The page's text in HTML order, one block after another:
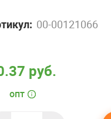
00-00121066
опт
руб.